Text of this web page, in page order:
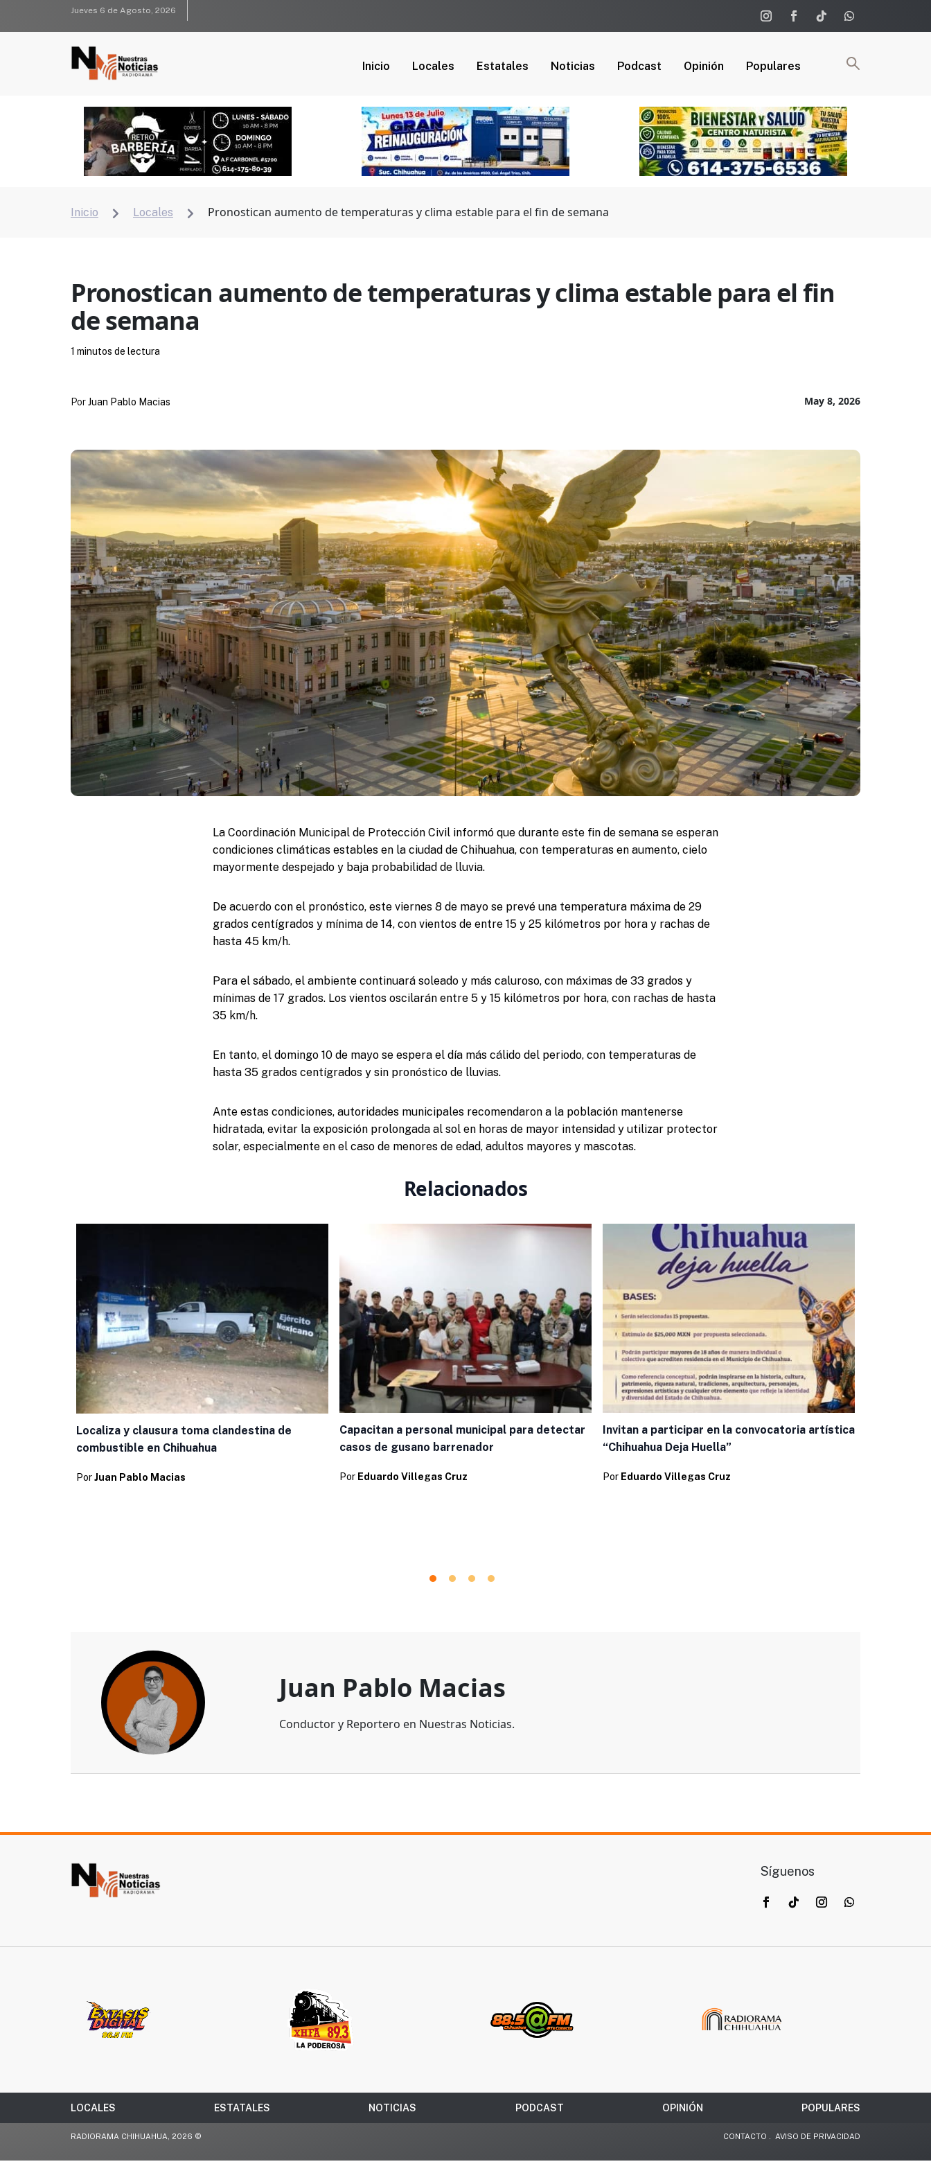
Jueves 6 de Agosto, 2026
Inicio Locales Estatales Noticias Podcast Opinión Populares
Inicio  Locales  Pronostican aumento de temperaturas y clima estable para el fin de semana
Pronostican aumento de temperaturas y clima estable para el fin
de semana
May 8, 2026
PorJuan Pablo Macias
1 minutos de lectura
La Coordinación Municipal de Protección Civil informó que durante este fin de semana se esperan
condiciones climáticas estables en la ciudad de Chihuahua, con temperaturas en aumento, cielo
mayormente despejado y baja probabilidad de lluvia.
De acuerdo con el pronóstico, este viernes 8 de mayo se prevé una temperatura máxima de 29
grados centígrados y mínima de 14, con vientos de entre 15 y 25 kilómetros por hora y rachas de
hasta 45 km/h.
Para el sábado, el ambiente continuará soleado y más caluroso, con máximas de 33 grados y
mínimas de 17 grados. Los vientos oscilarán entre 5 y 15 kilómetros por hora, con rachas de hasta
35 km/h.
En tanto, el domingo 10 de mayo se espera el día más cálido del periodo, con temperaturas de
hasta 35 grados centígrados y sin pronóstico de lluvias.
Ante estas condiciones, autoridades municipales recomendaron a la población mantenerse
hidratada, evitar la exposición prolongada al sol en horas de mayor intensidad y utilizar protector
solar, especialmente en el caso de menores de edad, adultos mayores y mascotas.
Relacionados
Localiza y clausura toma clandestina de
combustible en Chihuahua
PorJuan Pablo Macias
Capacitan a personal municipal para detectar
casos de gusano barrenador
Por Eduardo Villegas Cruz
Invitan a participar en la convocatoria artística
“Chihuahua Deja Huella”
Por Eduardo Villegas Cruz
Juan Pablo Macias
Conductor y Reportero en Nuestras Noticias.
Síguenos
LOCALES ESTATALES NOTICIAS PODCAST OPINIÓN POPULARES
RADIORAMA CHIHUAHUA, 2026 © CONTACTO AVISO DE PRIVACIDAD